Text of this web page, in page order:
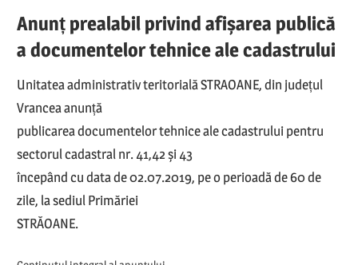
Anunț prealabil privind afișarea publică
a documentelor tehnice ale cadastrului
Unitatea administrativ teritorială STRAOANE, din județul
Vrancea anunță
publicarea documentelor tehnice ale cadastrului pentru
sectorul cadastral nr. 41,42 și 43
începând cu data de 02.07.2019, pe o perioadă de 60 de
zile, la sediul Primăriei
STRĂOANE.